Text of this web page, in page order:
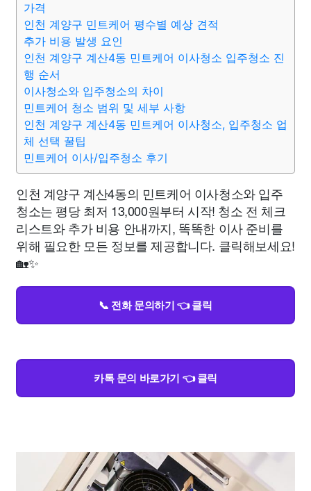
가격
인천 계양구 민트케어 평수별 예상 견적
추가 비용 발생 요인
인천 계양구 계산4동 민트케어 이사청소 입주청소 진
행 순서
이사청소와 입주청소의 차이
민트케어 청소 범위 및 세부 사항
인천 계양구 계산4동 민트케어 이사청소, 입주청소 업
체 선택 꿀팁
민트케어 이사/입주청소 후기
인천 계양구 계산4동의 민트케어 이사청소와 입주
청소는 평당 최저 13,000원부터 시작! 청소 전 체크
리스트와 추가 비용 안내까지, 똑똑한 이사 준비를
위해 필요한 모든 정보를 제공합니다. 클릭해보세요!
🏡✨
📞 전화 문의하기 👈 클릭
카톡 문의 바로가기 👈 클릭